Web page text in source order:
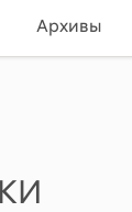
Архивы